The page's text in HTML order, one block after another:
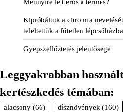
Mennyire lett erős a termés?
Kipróbáltuk a citromfa
teleltettük a fűtetlen
Gyepszellőztetés jelentősége
Leggyakrabban
kertészkedés témában:
alacsony (66) dísznövények (160)